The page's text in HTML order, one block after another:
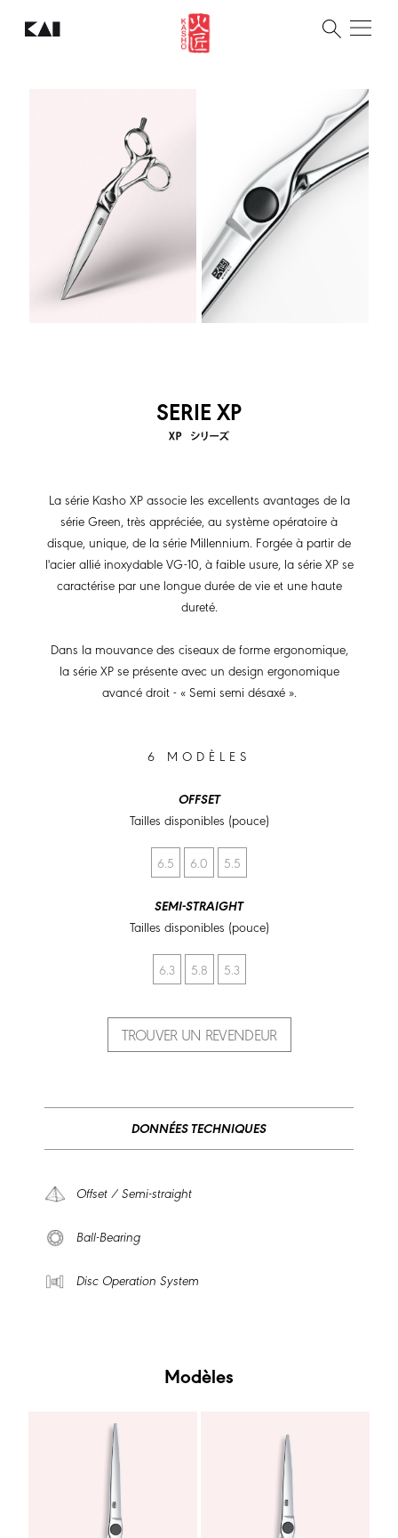
SERIE XP
La série Kasho XP associe les excellents avantages de la
série Green, très appréciée, au système opératoire à
disque, unique, de la série Millennium. Forgée à partir de
l'acier allié inoxydable VG-10, à faible usure, la série XP se
caractérise par une longue durée de vie et une haute
dureté.
Dans la mouvance des ciseaux de forme ergonomique,
la série XP se présente avec un design ergonomique
avancé droit - « Semi semi désaxé ».
6 MODÈLES
OFFSET
Tailles disponibles (pouce)
6.5 6.0 5.5
SEMI-STRAIGHT
Tailles disponibles (pouce)
6.3 5.8 5.3
TROUVER UN REVENDEUR
DONNÉES TECHNIQUES
Offset / Semi-straight
Ball-Bearing
Disc Operation System
Modèles